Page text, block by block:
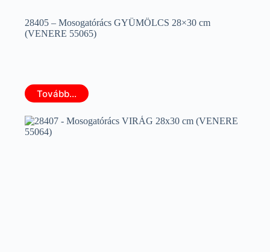
28405 – Mosogatórács GYÜMÖLCS 28×30 cm
(VENERE 55065)
Tovább...